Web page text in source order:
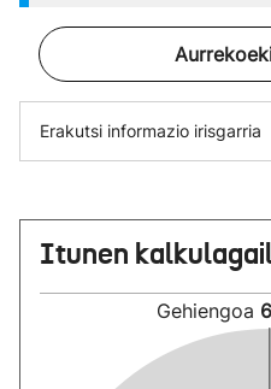
Erakutsi informazio irisgarria
Itunen
Gehiengoa 6